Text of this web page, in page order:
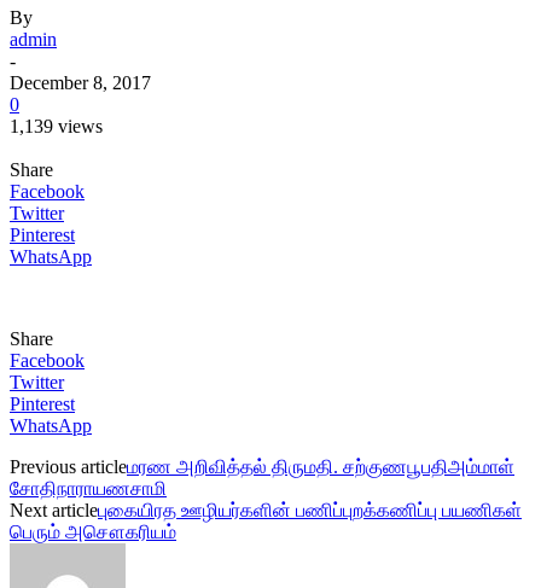
By
admin
-
December 8, 2017
0
1,139 views
Share
Facebook
Twitter
Pinterest
WhatsApp
Share
Facebook
Twitter
Pinterest
WhatsApp
Previous articleமரண அறிவித்தல் திருமதி. சற்குணபூபதிஅம்மாள்
சோதிநாராயணசாமி
Next articleபுகையிரத ஊழியர்களின் பணிப்புறக்கணிப்பு பயணிகள்
பெரும் அசௌகரியம்